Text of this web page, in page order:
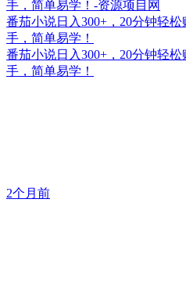
番茄小说日入300+，20分钟轻
手，简单易学！
番茄小说日入300+，20分钟轻
手，简单易学！
2个月前